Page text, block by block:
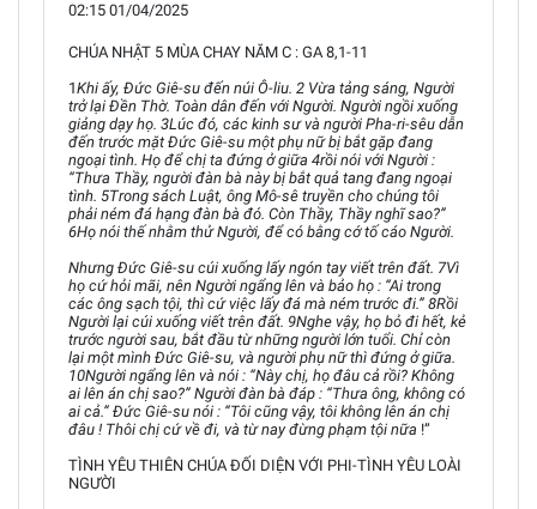
02:15 01/04/2025
CHÚA NHẬT 5 MÙA CHAY NĂM C : GA 8,1-11
1Khi ấy, Đức Giê-su đến núi Ô-liu. 2 Vừa tảng sáng, Người
trở lại Đền Thờ. Toàn dân đến với Người. Người ngồi xuống
giảng dạy họ. 3Lúc đó, các kinh sư và người Pha-ri-sêu dẫn
đến trước mặt Đức Giê-su một phụ nữ bị bắt gặp đang
ngoại tình. Họ để chị ta đứng ở giữa 4rồi nói với Người :
“Thưa Thầy, người đàn bà này bị bắt quả tang đang ngoại
tình. 5Trong sách Luật, ông Mô-sê truyền cho chúng tôi
phải ném đá hạng đàn bà đó. Còn Thầy, Thầy nghĩ sao?”
6Họ nói thế nhằm thử Người, để có bằng cớ tố cáo Người.
Nhưng Đức Giê-su cúi xuống lấy ngón tay viết trên đất. 7Vì
họ cứ hỏi mãi, nên Người ngẩng lên và bảo họ : “Ai trong
các ông sạch tội, thì cứ việc lấy đá mà ném trước đi.” 8Rồi
Người lại cúi xuống viết trên đất. 9Nghe vậy, họ bỏ đi hết, kẻ
trước người sau, bắt đầu từ những người lớn tuổi. Chỉ còn
lại một mình Đức Giê-su, và người phụ nữ thì đứng ở giữa.
10Người ngẩng lên và nói : “Này chị, họ đâu cả rồi? Không
ai lên án chị sao?” Người đàn bà đáp : “Thưa ông, không có
ai cả.” Đức Giê-su nói : “Tôi cũng vậy, tôi không lên án chị
đâu ! Thôi chị cứ về đi, và từ nay đừng phạm tội nữa !”
TÌNH YÊU THIÊN CHÚA ĐỐI DIỆN VỚI PHI-TÌNH YÊU LOÀI
NGƯỜI